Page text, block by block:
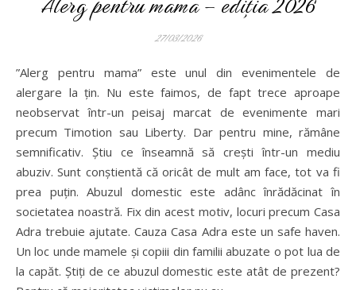
27/03/2026
”Alerg pentru mama” este unul din evenimentele de
alergare la țin. Nu este faimos, de fapt trece aproape
neobservat într-un peisaj marcat de evenimente mari
precum Timotion sau Liberty. Dar pentru mine, rămâne
semnificativ. Știu ce înseamnă să crești într-un mediu
abuziv. Sunt conștientă că oricât de mult am face, tot va fi
prea puțin. Abuzul domestic este adânc înrădăcinat în
societatea noastră. Fix din acest motiv, locuri precum Casa
Adra trebuie ajutate. Cauza Casa Adra este un safe haven.
Un loc unde mamele și copiii din familii abuzate o pot lua de
la capăt. Știți de ce abuzul domestic este atât de prezent?